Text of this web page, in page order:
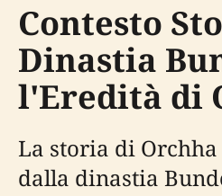
Contesto
Dinastia
l'Eredità di
La storia di
dalla dinastia